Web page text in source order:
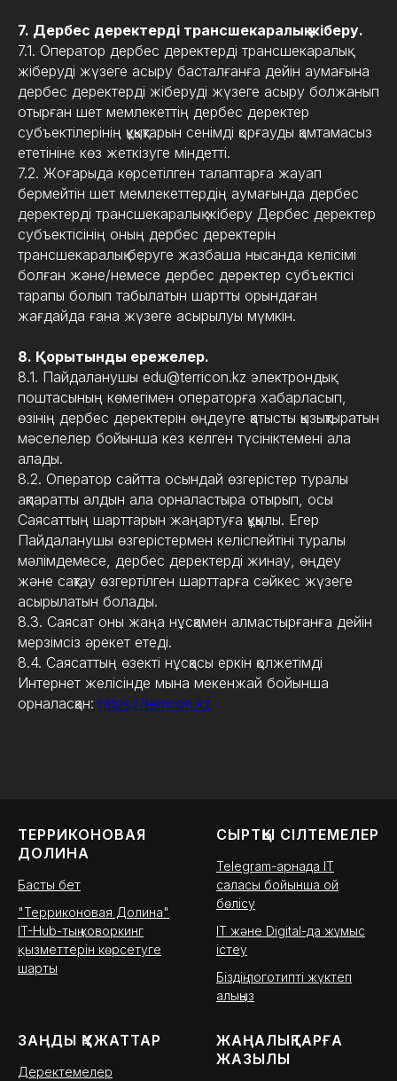
7. Дербес деректерді трансшекаралық жіберу.
7.1. Оператор дербес деректерді трансшекаралық
жіберуді жүзеге асыру басталғанға дейін аумағына
дербес деректерді жіберуді жүзеге асыру болжанып
отырған шет мемлекеттің дербес деректер
субъектілерінің құқықтарын сенімді қорғауды қамтамасыз
ететініне көз жеткізуге міндетті.
7.2. Жоғарыда көрсетілген талаптарға жауап
бермейтін шет мемлекеттердің аумағында дербес
деректерді трансшекаралық жіберу Дербес деректер
субъектісінің оның дербес деректерін
трансшекаралық беруге жазбаша нысанда келісімі
болған және/немесе дербес деректер субъектісі
тарапы болып табылатын шартты орындаған
жағдайда ғана жүзеге асырылуы мүмкін.
8. Қорытынды ережелер.
8.1. Пайдаланушы edu@terricon.kz электрондық
поштасының көмегімен операторға хабарласып,
өзінің дербес деректерін өңдеуге қатысты қызықтыратын
мәселелер бойынша кез келген түсініктемені ала
алады.
8.2. Оператор сайтта осындай өзгерістер туралы
ақпаратты алдын ала орналастыра отырып, осы
Саясаттың шарттарын жаңартуға құқылы. Егер
Пайдаланушы өзгерістермен келіспейтіні туралы
мәлімдемесе, дербес деректерді жинау, өңдеу
және сақтау өзгертілген шарттарға сәйкес жүзеге
асырылатын болады.
8.3. Саясат оны жаңа нұсқамен алмастырғанға дейін
мерзімсіз әрекет етеді.
8.4. Саясаттың өзекті нұсқасы еркін қолжетімді
Интернет желісінде мына мекенжай бойынша
орналасқан: https://terricon.kz
ТЕРРИКОНОВАЯ
ДОЛИНА
Басты бет
"Терриконовая Долина"
IT-Hub-тың коворкинг
қызметтерін көрсетуге
шарты
СЫРТҚЫ СІЛТЕМЕЛЕР
Telegram-арнада IT
саласы бойынша ой
бөлісу
IT және Digital-да жұмыс
істеу
Біздің логотипті жүктеп
алыңыз
ЗАҢДЫ ҚҰЖАТТАР
Деректемелер
ЖАҢАЛЫҚТАРҒА
ЖАЗЫЛЫ